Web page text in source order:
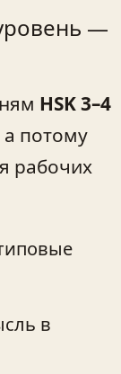
—
HSK 3–4
а потому
рабочих
в